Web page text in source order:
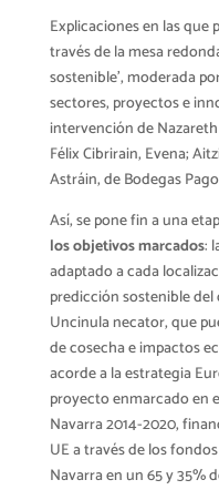
Explicaciones en las que
través de la mesa
sostenible’, moderada
sectores, proyectos e
intervención de
Félix Cibrirain, Evena;
Astráin, de Bodegas
Así, se pone fin a una
los objetivos marcados:
adaptado a cada
predicción sostenible
Uncinula necator, que
de cosecha e impactos
acorde a la estrategia
proyecto enmarcado en
Navarra 2014-2020,
UE a través de los
Navarra en un 65 y 35%